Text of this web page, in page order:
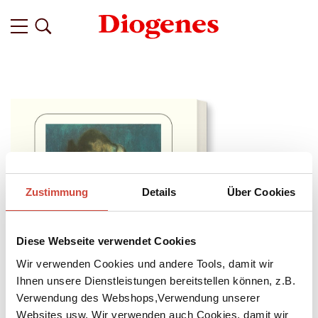
Zustimmung Details Über Cookies
Diese Webseite verwendet Cookies
Wir verwenden Cookies und andere Tools, damit wir
Ihnen unsere Dienstleistungen bereitstellen können, z.B.
Verwendung des Webshops,Verwendung unserer
Websites usw. Wir verwenden auch Cookies, damit wir